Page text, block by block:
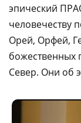
эпический
человечеству
Орей, Орфей,
божественных
Север. Они об